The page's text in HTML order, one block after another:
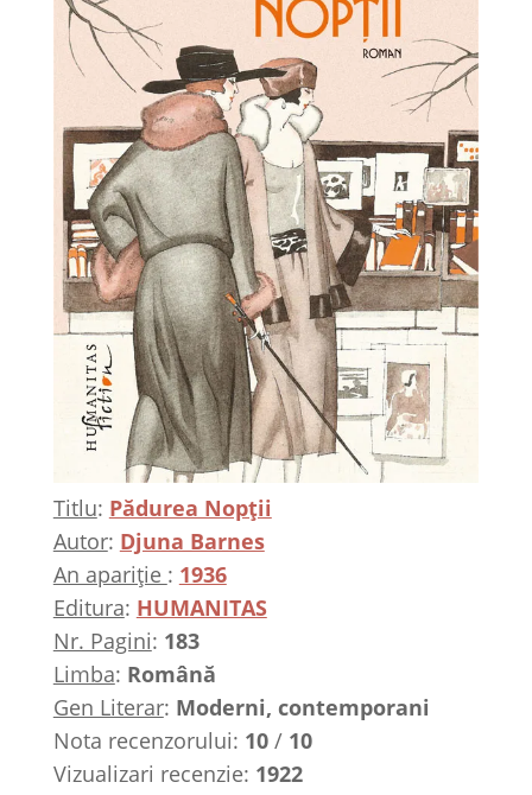
Titlu: Pădurea Nopții
Autor: Djuna Barnes
An apariție : 1936
Editura: HUMANITAS
Nr. Pagini: 183
Limba: Română
Gen Literar: Moderni, contemporani
Nota recenzorului: 10/ 10
Vizualizari recenzie: 1922